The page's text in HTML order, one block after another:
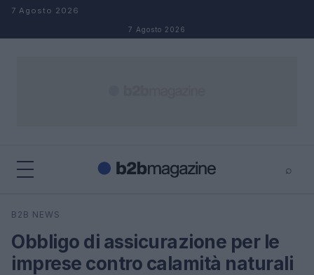
Salta al contenuto
7 Agosto 2026
7 Agosto 2026
⌕
Cerca
B2B NEWS
Obbligo di assicurazione per le
imprese contro calamità naturali